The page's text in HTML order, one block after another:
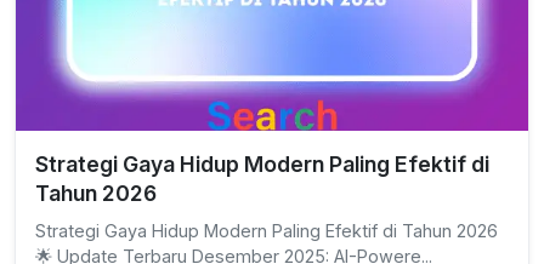
Strategi Gaya Hidup Modern Paling Efektif di
Tahun 2026
Strategi Gaya Hidup Modern Paling Efektif di Tahun 2026
🌟 Update Terbaru Desember 2025: AI-Powere...